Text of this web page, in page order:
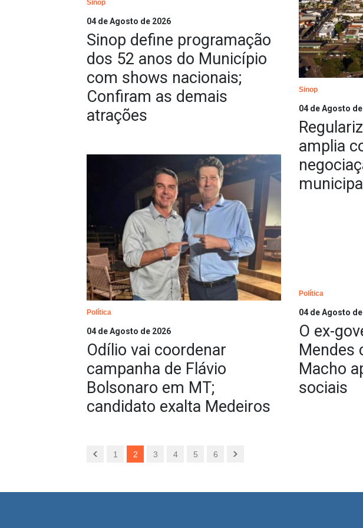
Sinop
04 de Agosto de 2026
Sinop define programação
dos 52 anos do Município
com shows nacionais;
Confiram as demais
atrações
Política
04 de Agosto de 2026
Odílio vai coordenar
campanha de Flávio
Bolsonaro em MT;
candidato exalta Medeiros
Sinop
04 de Agosto
amplia
Política
04 de Agosto
O ex-
Mendes
Macho
sociais
1 2 3 4 5 6